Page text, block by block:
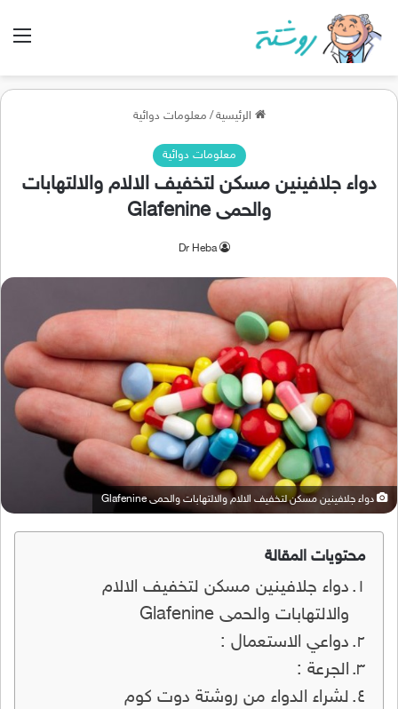
الرئيسية / معلومات دوائية
معلومات دوائية
دواء جلافينين مسكن لتخفيف الالام والالتهابات
والحمى Glafenine
Dr Heba
دواء جلافينين مسكن لتخفيف الالام والالتهابات والحمى Glafenine
محتويات المقالة
دواء جلافينين مسكن لتخفيف الالام
والالتهابات والحمى Glafenine
دواعي الاستعمال :
الجرعة :
لشراء الدواء من روشتة دوت كوم